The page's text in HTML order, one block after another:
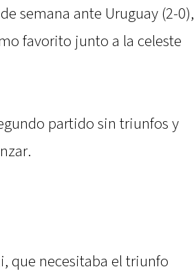
semana ante Uruguay (2-0),
favorito junto a la celeste
partido sin triunfos y
que necesitaba el triunfo